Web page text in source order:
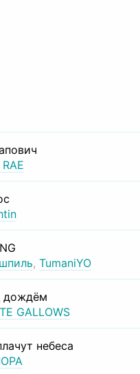
, TumaniYO
дождём
GALLOWS
небеса